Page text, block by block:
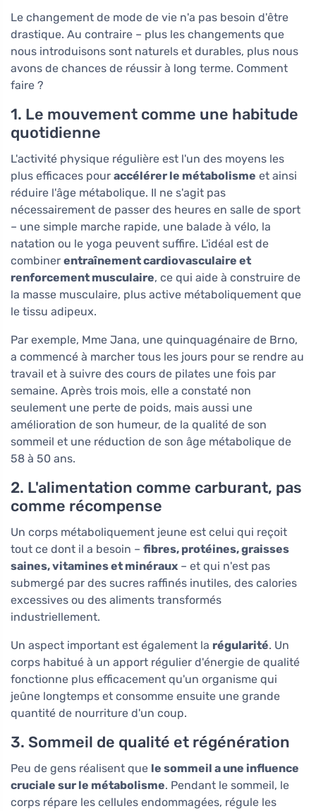
Le changement de mode de vie n'a pas besoin d'être
drastique. Au contraire – plus les changements que
nous introduisons sont naturels et durables, plus nous
avons de chances de réussir à long terme. Comment
faire ?
1. Le mouvement comme une habitude
quotidienne
L'activité physique régulière est l'un des moyens les
plus efficaces pour accélérer le métabolisme et ainsi
réduire l'âge métabolique. Il ne s'agit pas
nécessairement de passer des heures en salle de sport
– une simple marche rapide, une balade à vélo, la
natation ou le yoga peuvent suffire. L'idéal est de
combiner entraînement cardiovasculaire et
renforcement musculaire, ce qui aide à construire de
la masse musculaire, plus active métaboliquement que
le tissu adipeux.
Par exemple, Mme Jana, une quinquagénaire de Brno,
a commencé à marcher tous les jours pour se rendre au
travail et à suivre des cours de pilates une fois par
semaine. Après trois mois, elle a constaté non
seulement une perte de poids, mais aussi une
amélioration de son humeur, de la qualité de son
sommeil et une réduction de son âge métabolique de
58 à 50 ans.
2. L'alimentation comme carburant, pas
comme récompense
Un corps métaboliquement jeune est celui qui reçoit
tout ce dont il a besoin – fibres, protéines, graisses
saines, vitamines et minéraux – et qui n'est pas
submergé par des sucres raffinés inutiles, des calories
excessives ou des aliments transformés
industriellement.
Un aspect important est également la régularité. Un
corps habitué à un apport régulier d'énergie de qualité
fonctionne plus efficacement qu'un organisme qui
jeûne longtemps et consomme ensuite une grande
quantité de nourriture d'un coup.
3. Sommeil de qualité et régénération
Peu de gens réalisent que le sommeil a une influence
cruciale sur le métabolisme. Pendant le sommeil, le
corps répare les cellules endommagées, régule les